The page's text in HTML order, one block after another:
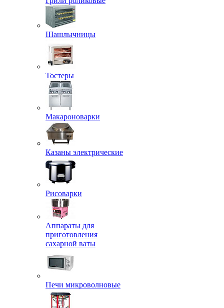
Шашлычницы
Тостеры
Макароноварки
Казаны электрические
Рисоварки
Аппараты для
приготовления
сахарной ваты
Печи микроволновые